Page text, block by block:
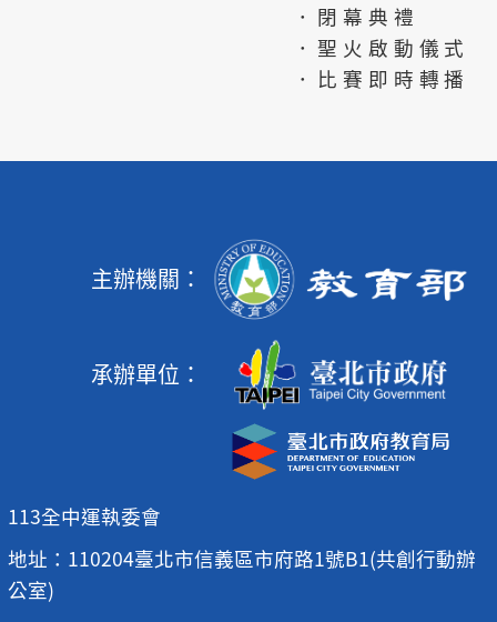
．閉幕典禮
．聖火啟動儀式
．比賽即時轉播
主辦機關：
承辦單位：
113全中運執委會
地址：110204臺北市信義區市府路1號B1(共創行動辦
公室)